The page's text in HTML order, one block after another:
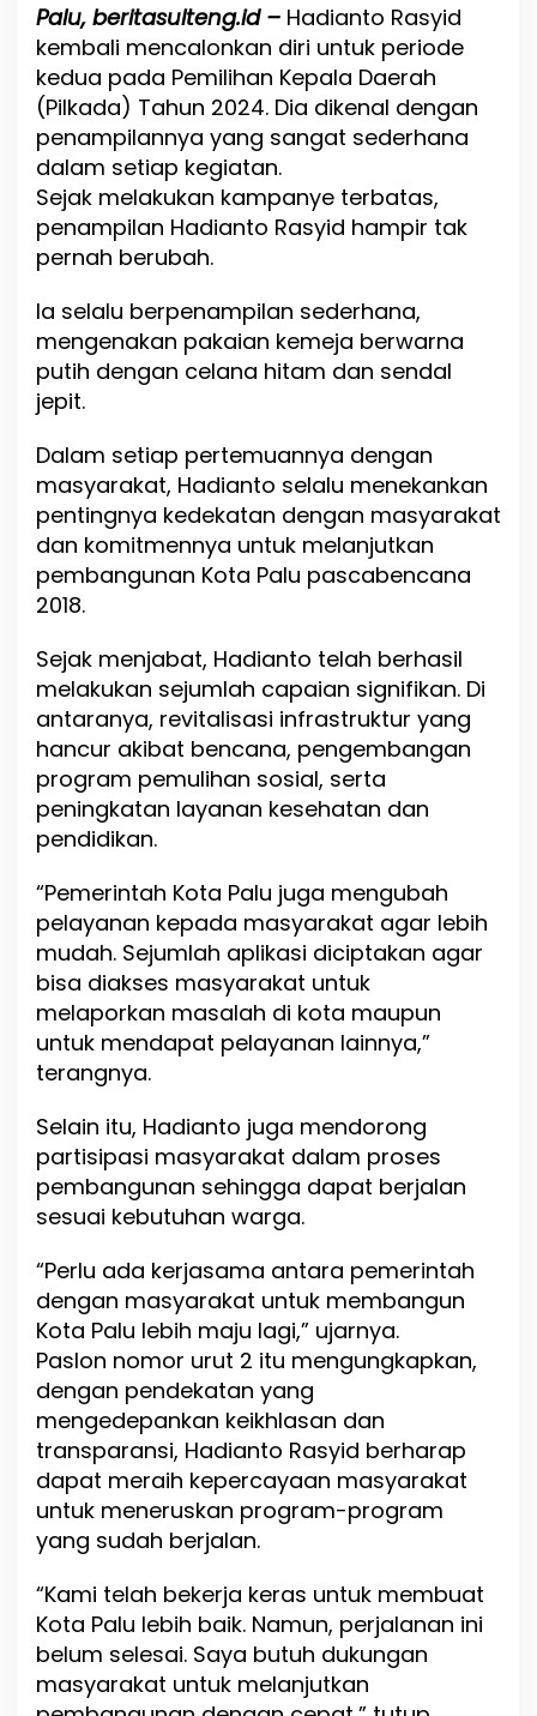
a
,
H
d
i
a
t
o
a
u
a
k
n
S
a
l
J
e
p
i
t
Palu, beritasulteng.id – Hadianto Rasyid
kembali mencalonkan diri untuk periode
kedua pada Pemilihan Kepala Daerah
(Pilkada) Tahun 2024. Dia dikenal dengan
penampilannya yang sangat sederhana
dalam setiap kegiatan.
Sejak melakukan kampanye terbatas,
penampilan Hadianto Rasyid hampir tak
pernah berubah.
Ia selalu berpenampilan sederhana,
mengenakan pakaian kemeja berwarna
putih dengan celana hitam dan sendal
jepit.
Dalam setiap pertemuannya dengan
masyarakat, Hadianto selalu menekankan
pentingnya kedekatan dengan masyarakat
dan komitmennya untuk melanjutkan
pembangunan Kota Palu pascabencana
2018.
Sejak menjabat, Hadianto telah berhasil
melakukan sejumlah capaian signifikan. Di
antaranya, revitalisasi infrastruktur yang
hancur akibat bencana, pengembangan
program pemulihan sosial, serta
peningkatan layanan kesehatan dan
pendidikan.
“Pemerintah Kota Palu juga mengubah
pelayanan kepada masyarakat agar lebih
mudah. Sejumlah aplikasi diciptakan agar
bisa diakses masyarakat untuk
melaporkan masalah di kota maupun
untuk mendapat pelayanan lainnya,”
terangnya.
Selain itu, Hadianto juga mendorong
partisipasi masyarakat dalam proses
pembangunan sehingga dapat berjalan
sesuai kebutuhan warga.
“Perlu ada kerjasama antara pemerintah
dengan masyarakat untuk membangun
Kota Palu lebih maju lagi,” ujarnya.
Paslon nomor urut 2 itu mengungkapkan,
dengan pendekatan yang
mengedepankan keikhlasan dan
transparansi, Hadianto Rasyid berharap
dapat meraih kepercayaan masyarakat
untuk meneruskan program-program
yang sudah berjalan.
“Kami telah bekerja keras untuk membuat
Kota Palu lebih baik. Namun, perjalanan ini
belum selesai. Saya butuh dukungan
masyarakat untuk melanjutkan